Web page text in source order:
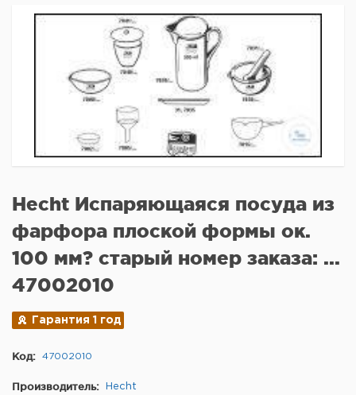
Hecht Испаряющаяся посуда из
фарфора плоской формы ок.
100 мм? старый номер заказа: ...
47002010
Гарантия 1 год
Код: 47002010
Производитель: Hecht